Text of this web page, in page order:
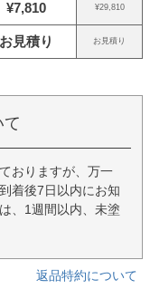
¥7,810 ¥29,810
お見積り お見積り
おりますが、万一
着後7日以内にお知
、1週間以内、未塗
返品特約について